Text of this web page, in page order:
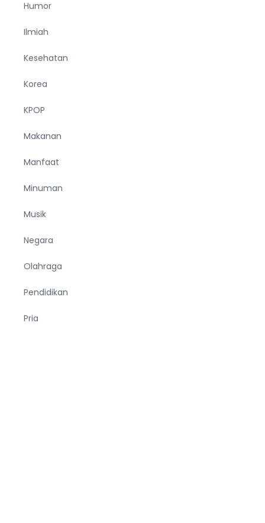
Humor
Ilmiah
Kesehatan
Korea
KPOP
Makanan
Manfaat
Minuman
Musik
Negara
Olahraga
Pendidikan
Pria